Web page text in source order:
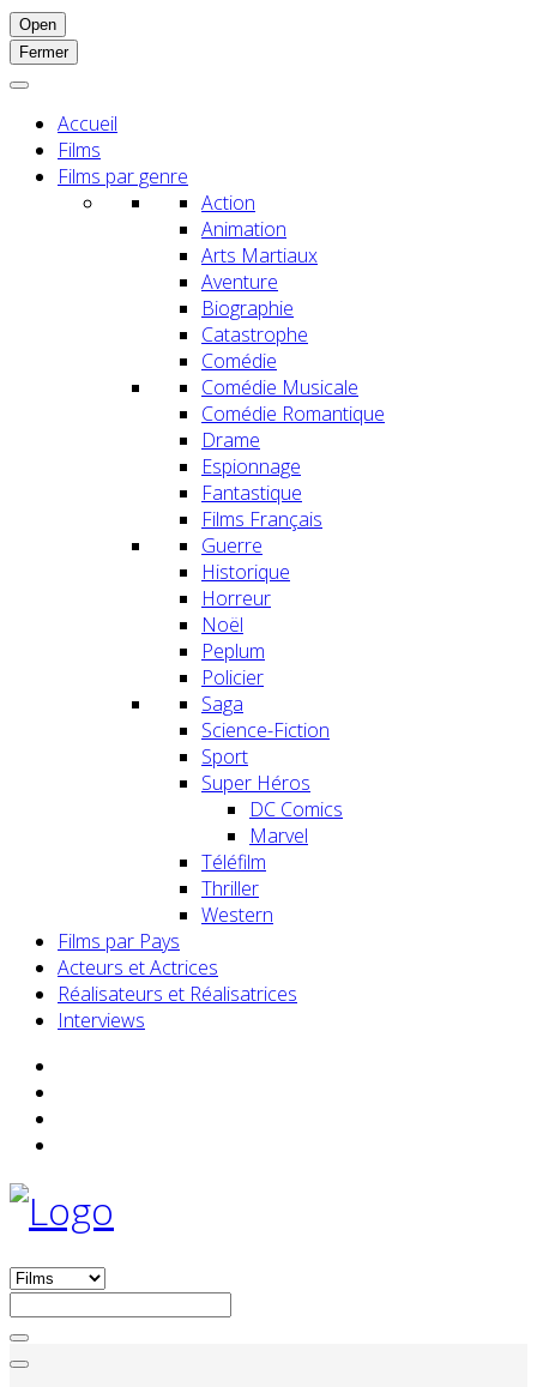
Open
Fermer
Accueil
Films
Films par genre
Action
Animation
Arts Martiaux
Aventure
Biographie
Catastrophe
Comédie
Comédie Musicale
Comédie Romantique
Drame
Espionnage
Fantastique
Films Français
Guerre
Historique
Horreur
Noël
Peplum
Policier
Saga
Science-Fiction
Sport
Super Héros
DC Comics
Marvel
Téléfilm
Thriller
Western
Films par Pays
Acteurs et Actrices
Réalisateurs et Réalisatrices
Interviews